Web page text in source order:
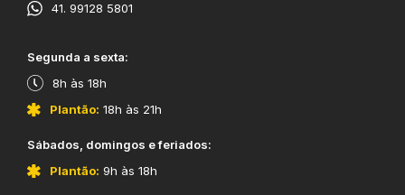
41. 99128 5801
​Segunda a sexta:
8h às 18h
Plantão: 18h às 21h
​Sábados, domingos e feriados:
Plantão: 9h às 18h